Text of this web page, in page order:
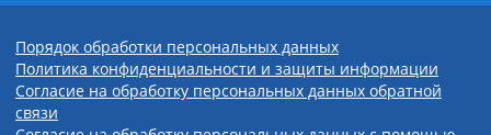
Порядок обработки персональных данных
Политика конфиденциальности и защиты информации
Согласие на обработку персональных данных обратной
связи